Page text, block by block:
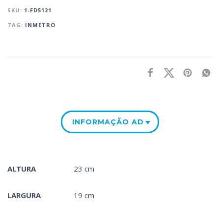
SKU: 1-FD5121
TAG: INMETRO
INFORMAÇÃO ADICIONAL
ALTURA 23 cm
LARGURA 19 cm